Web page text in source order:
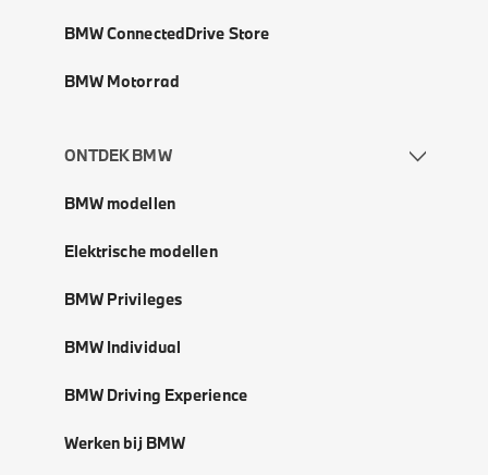
BMW ConnectedDrive Store
BMW Motorrad
ONTDEK BMW
BMW modellen
Elektrische modellen
BMW Privileges
BMW Individual
BMW Driving Experience
Werken bij BMW